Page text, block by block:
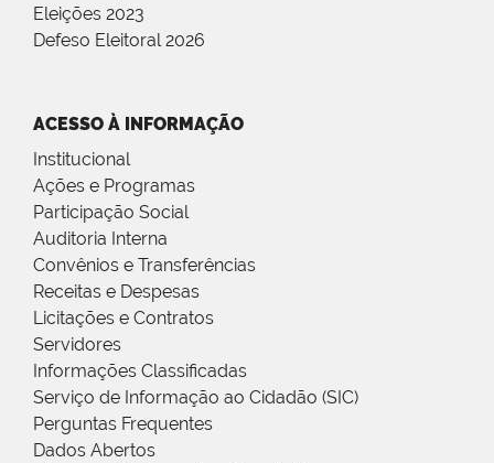
Eleições 2023
Defeso Eleitoral 2026
ACESSO À INFORMAÇÃO
Institucional
Ações e Programas
Participação Social
Auditoria Interna
Convênios e Transferências
Receitas e Despesas
Licitações e Contratos
Servidores
Informações Classificadas
Serviço de Informação ao Cidadão (SIC)
Perguntas Frequentes
Dados Abertos